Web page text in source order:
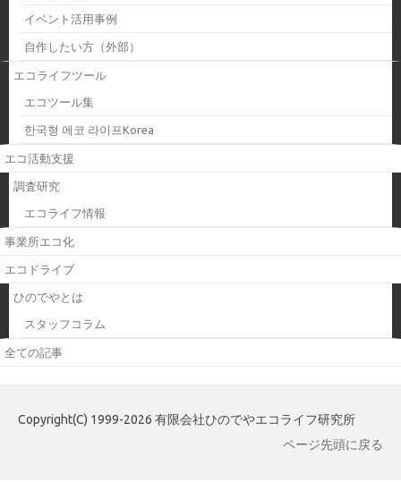
イベント活用事例
自作したい方（外部）
エコライフツール
エコツール集
한국형 에코 라이프Korea
エコ活動支援
調査研究
エコライフ情報
事業所エコ化
エコドライブ
ひのでやとは
スタッフコラム
全ての記事
Copyright(C) 1999-2026 有限会社ひのでやエコライフ研究所
ページ先頭に戻る